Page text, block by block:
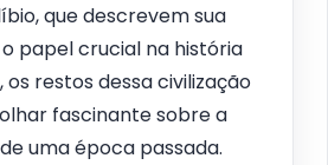
que descrevem sua
papel crucial na história
os restos dessa civilização
fascinante sobre a
uma época passada.